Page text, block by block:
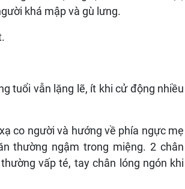
khá mập và gù lưng.
tuổi vẫn lặng lẽ, ít khi cử động nhiều
co người và hướng về phía ngực mẹ
thường ngậm trong miệng. 2 chân
vấp té, tay chân lóng ngón khi